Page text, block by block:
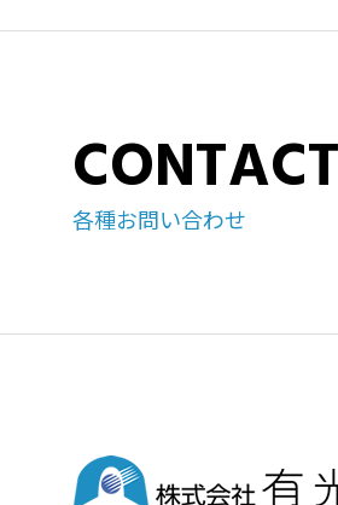
CONTACT
各種お問い合わせ